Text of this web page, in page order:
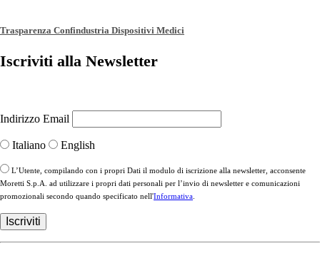
Trasparenza Confindustria Dispositivi Medici
Iscriviti alla Newsletter
Indirizzo Email
Italiano English
L’Utente, compilando con i propri Dati il modulo di iscrizione alla newsletter, acconsente
Moretti S.p.A. ad utilizzare i propri dati personali per l’invio di newsletter e comunicazioni
promozionali secondo quando specificato nell'Informativa